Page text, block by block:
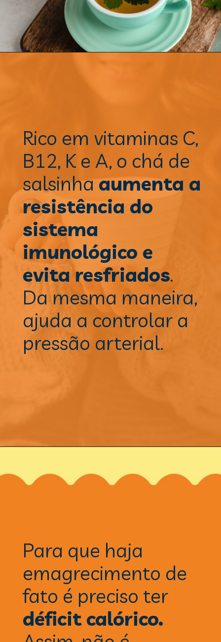
Rico em vitaminas C,
B12, K e A, o chá de
salsinha aumenta a
resistência do
sistema
imunológico e
evita resfriados.
Da mesma maneira,
ajuda a controlar a
pressão arterial.
Para que haja
emagrecimento de
fato é preciso ter
déficit calórico.